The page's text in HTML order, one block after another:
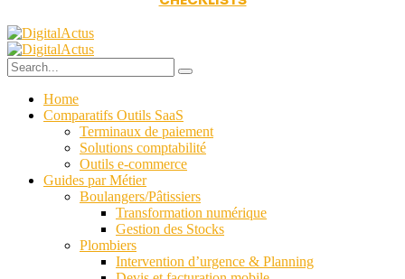
Home
Comparatifs Outils SaaS
Terminaux de paiement
Solutions comptabilité
Outils e-commerce
Guides par Métier
Boulangers/Pâtissiers
Transformation numérique
Gestion des Stocks
Plombiers
Intervention d’urgence & Planning